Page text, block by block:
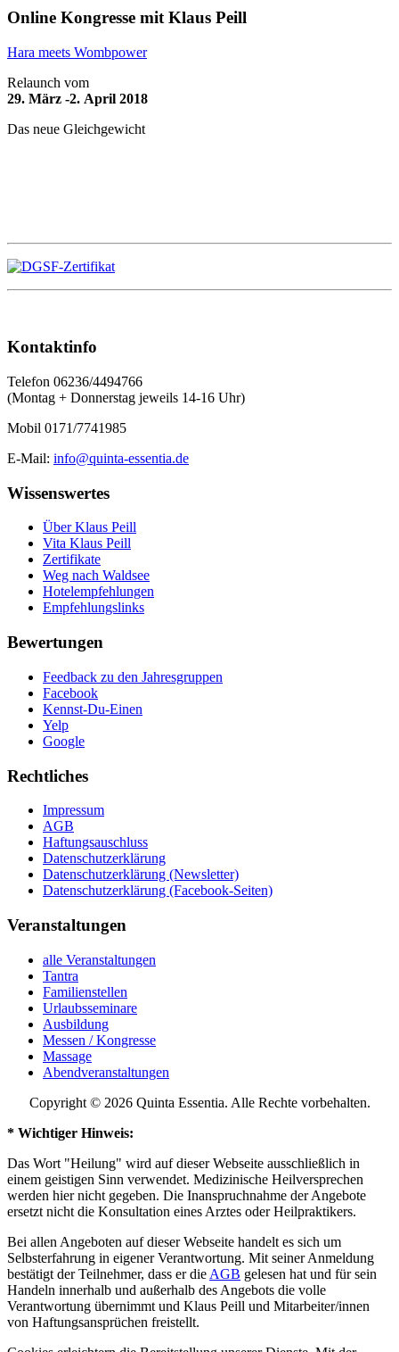
Online Kongresse mit Klaus Peill
Hara meets Wombpower
Relaunch vom
29. März -2. April 2018
Das neue Gleichgewicht
Kontaktinfo
Telefon 06236/4494766
(Montag + Donnerstag jeweils 14-16 Uhr)
Mobil 0171/7741985
E-Mail: info@quinta-essentia.de
Wissenswertes
Über Klaus Peill
Vita Klaus Peill
Zertifikate
Weg nach Waldsee
Hotelempfehlungen
Empfehlungslinks
Bewertungen
Feedback zu den Jahresgruppen
Facebook
Kennst-Du-Einen
Yelp
Google
Rechtliches
Impressum
AGB
Haftungsauschluss
Datenschutzerklärung
Datenschutzerklärung (Newsletter)
Datenschutzerklärung (Facebook-Seiten)
Veranstaltungen
alle Veranstaltungen
Tantra
Familienstellen
Urlaubsseminare
Ausbildung
Messen / Kongresse
Massage
Abendveranstaltungen
Copyright © 2026 Quinta Essentia. Alle Rechte vorbehalten.
* Wichtiger Hinweis:
Das Wort "Heilung" wird auf dieser Webseite ausschließlich in
einem geistigen Sinn verwendet. Medizinische Heilversprechen
werden hier nicht gegeben. Die Inanspruchnahme der Angebote
ersetzt nicht die Konsultation eines Arztes oder Heilpraktikers.
Bei allen Angeboten auf dieser Webseite handelt es sich um
Selbsterfahrung in eigener Verantwortung. Mit seiner Anmeldung
bestätigt der Teilnehmer, dass er die AGB gelesen hat und für sein
Handeln innerhalb und außerhalb des Angebots die volle
Verantwortung übernimmt und Klaus Peill und Mitarbeiter/innen
von Haftungsansprüchen freistellt.